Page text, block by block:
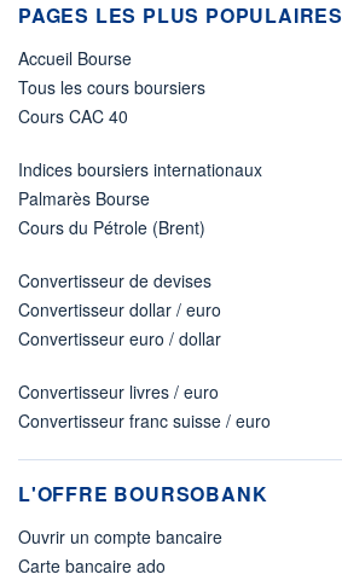
PAGES LES PLUS POPULAIRES
Accueil Bourse
Tous les cours boursiers
Cours CAC 40
Indices boursiers internationaux
Palmarès Bourse
Cours du Pétrole (Brent)
Convertisseur de devises
Convertisseur dollar / euro
Convertisseur euro / dollar
Convertisseur livres / euro
Convertisseur franc suisse / euro
L'OFFRE BOURSOBANK
Ouvrir un compte bancaire
Carte bancaire ado